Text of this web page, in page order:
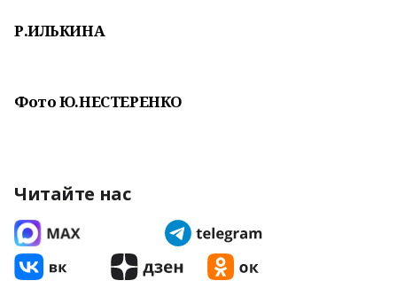
Р.ИЛЬКИНА
Фото Ю.НЕСТЕРЕНКО
Читайте нас